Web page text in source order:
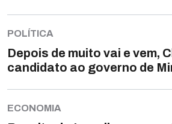
POLÍTICA
Depois de muito vai e vem,
candidato ao governo de
ECONOMIA